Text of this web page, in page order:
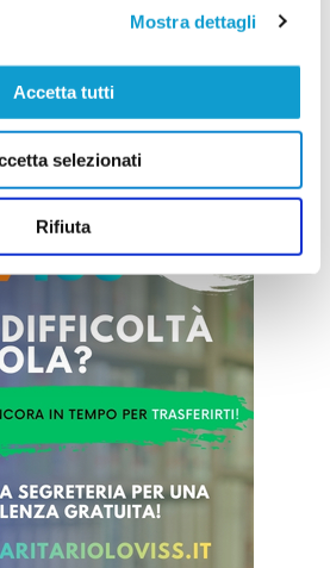
Mostra dettagli
Accetta tutti
selezionati
Rifiuta
per fare chiarezza dopo le numerose
stato della trattativa
07/2026